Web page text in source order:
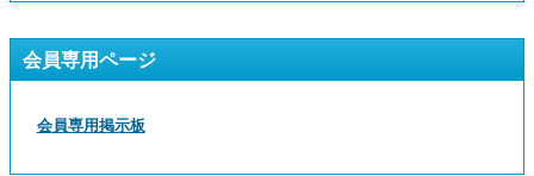
会員専用ページ
会員専用掲示板